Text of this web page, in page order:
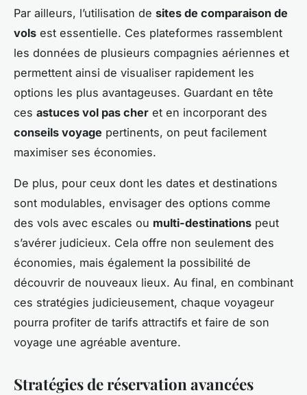
Par ailleurs, l’utilisation de sites de comparaison de
vols est essentielle. Ces plateformes rassemblent
les données de plusieurs compagnies aériennes et
permettent ainsi de visualiser rapidement les
options les plus avantageuses. Guardant en tête
ces astuces vol pas cher et en incorporant des
conseils voyage pertinents, on peut facilement
maximiser ses économies.
De plus, pour ceux dont les dates et destinations
sont modulables, envisager des options comme
des vols avec escales ou multi-destinations peut
s’avérer judicieux. Cela offre non seulement des
économies, mais également la possibilité de
découvrir de nouveaux lieux. Au final, en combinant
ces stratégies judicieusement, chaque voyageur
pourra profiter de tarifs attractifs et faire de son
voyage une agréable aventure.
Stratégies de réservation avancées